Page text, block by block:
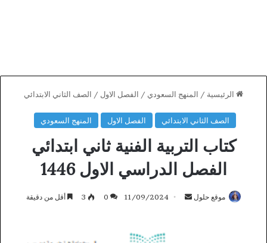
الرئيسية / المنهج السعودي / الفصل الاول / الصف الثاني الابتدائي
الصف الثاني الابتدائي الفصل الاول المنهج السعودي
كتاب التربية الفنية ثاني ابتدائي
الفصل الدراسي الاول 1446
موقع حلول
أرسل 11/09/2024
0
3 أقل من دقيقة